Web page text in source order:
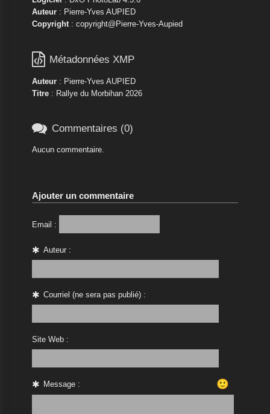
Auteur: Pierre-Yves AUPIED
Copyright: copyright@Pierre-Yves-Aupied
 Métadonnées XMP
Auteur: Pierre-Yves AUPIED
Titre: Rallye du Morbihan 2026
 Commentaires (0)
Aucun commentaire.
Ajouter un commentaire
Email :
Auteur :
Courriel (ne sera pas publié) :
Site Web :
Message : 🙂